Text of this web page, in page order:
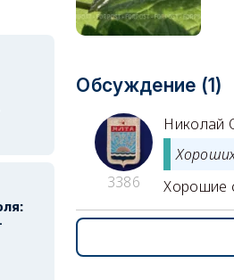
Обсуждение (1)
3386
Николай
Хорошие